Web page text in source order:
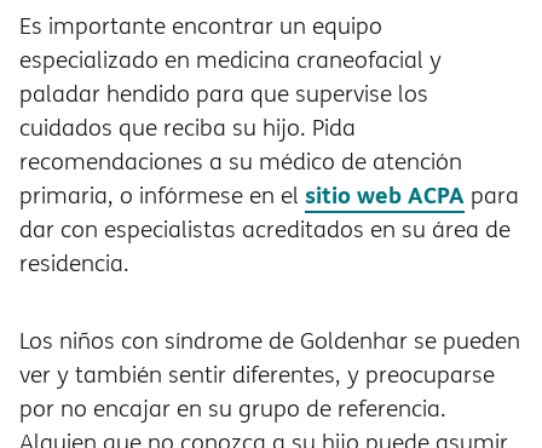
Es importante encontrar un equipo
especializado en medicina craneofacial y
paladar hendido para que supervise los
cuidados que reciba su hijo. Pida
recomendaciones a su médico de atención
primaria, o infórmese en el sitio web ACPA para
dar con especialistas acreditados en su área de
residencia.
Los niños con síndrome de Goldenhar se pueden
ver y también sentir diferentes, y preocuparse
por no encajar en su grupo de referencia.